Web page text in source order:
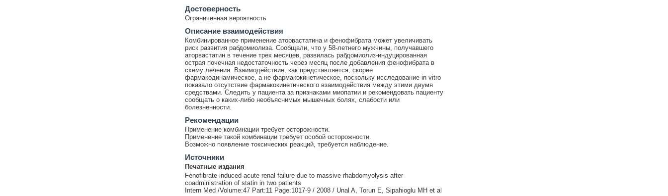
Достоверность
Ограниченная вероятность
Описание взаимодействия
Комбинированное применение аторвастатина и фенофибрата может увеличивать
риск развития рабдомиолиза. Сообщали, что у 58-летнего мужчины, получавшего
аторвастатин в течение трех месяцев, развилась рабдомиолиз-индуцированная
острая почечная недостаточность через месяц после добавления фенофибрата в
схему лечения. Взаимодействие, как представляется, скорее
фармакодинамическое, а не фармакокинетическое, поскольку исследование in vitro
показало отсутствие фармакокинетического взаимодействия между этими двумя
средствами. Следить у пациента за признаками миопатии и рекомендовать пациенту
сообщать о каких-либо необъяснимых мышечных болях, слабости или
болезненности.
Рекомендации
Применение комбинации требует осторожности.
Применение такой комбинации требует особой осторожности.
Возможно появление токсических реакций, требуется наблюдение.
Источники
Печатные издания
Fenofibrate-induced acute renal failure due to massive rhabdomyolysis after
coadministration of statin in two patients
Intern Med /Volume:47 Part:11 Page:1017-9 / 2008 / Unal A, Torun E, Sipahioglu MH et al